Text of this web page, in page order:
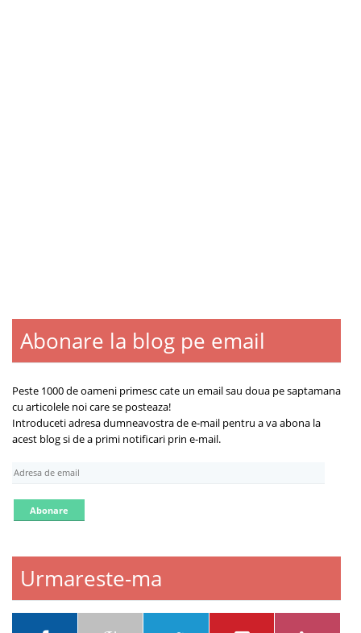
Abonare la blog pe email
Peste 1000 de oameni primesc cate un email sau doua pe saptamana
cu articolele noi care se posteaza!
Introduceti adresa dumneavostra de e-mail pentru a va abona la
acest blog si de a primi notificari prin e-mail.
A
r
e
e
m
Urmareste-ma
Contact